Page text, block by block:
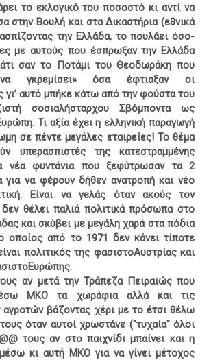
το εκλογικό του ποσοστό κι αντί να
στην Βουλή και στα Δικαστήρια (εθνικά
την Ελλάδα, το πουλάει όσο-
με αυτούς που έσπρωξαν την Ελλάδα
σαν το Ποτάμι του Θεοδωράκη που
γκρεμίσει» όσα έφτιαξαν οι
αυτό μπήκε κάτω από την φούστα του
σοσιαλήσταρχου Σβόμποντα ως
Τι αξία έχει η ελληνική παραγωγή
σε πέντε μεγάλες εταιρείες! Το θέμα
υπερασπιστές της κατεστραμμένης
νέα φυντάνια που ξεφύτρωσαν τα 2
για να φέρουν δήθεν ανατροπή και νέο
Είναι να γελάς όταν ακούς τον
θέλει παλιά πολιτικά πρόσωπα στο
και σκύβει με μεγάλη χαρά στα πόδια
οποίος από το 1971 δεν κάνει τίποτε
πολιτικός της φασιστοΑυστρίας και
αν μετά την Τράπεζα Πειραιώς που
μέσω ΜΚΟ τα χωράφια αλλά και τις
αγροτών βάζοντας χέρι με το έτσι θέλω
όταν αυτοί χρωστάνε ("τυχαία" όλοι
τους αν στο παιχνίδι μπαίνει και η
κι αυτή ΜΚΟ για να γίνει μέτοχος